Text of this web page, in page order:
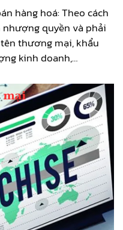
hàng hoá: Theo cách
quyền và phải
thương mại, khẩu
kinh doanh,…